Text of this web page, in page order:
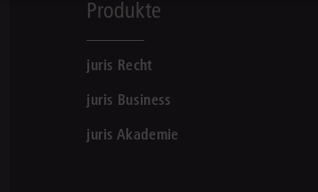
Produkte
juris Recht
juris Business
juris Akademie